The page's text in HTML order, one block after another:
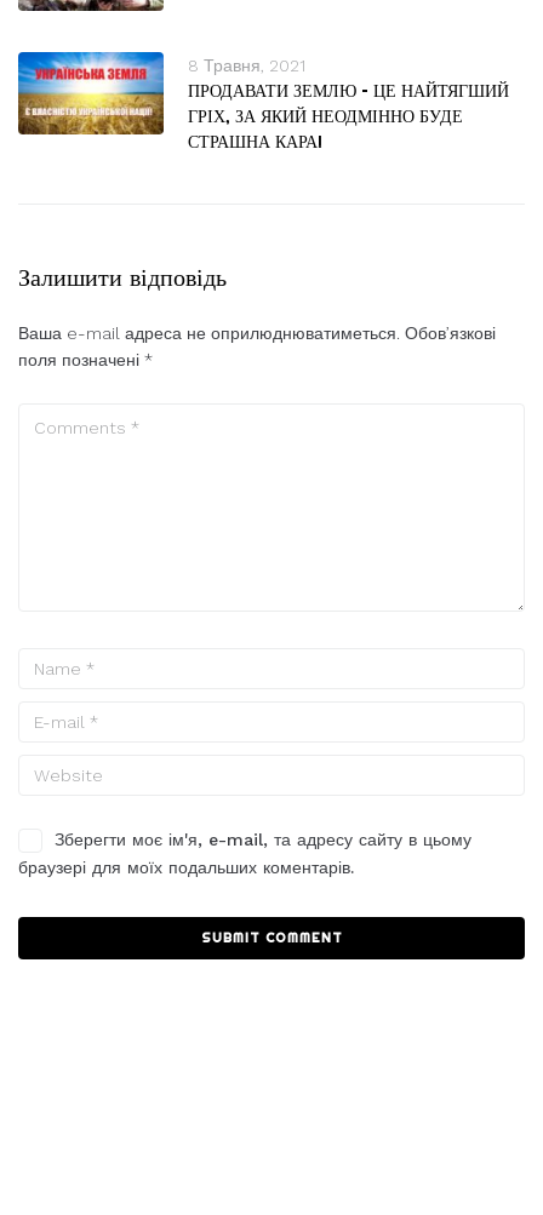
8 Травня, 2021
ПРОДАВАТИ ЗЕМЛЮ – ЦЕ НАЙТЯГШИЙ
ГРІХ, ЗА ЯКИЙ НЕОДМІННО БУДЕ
СТРАШНА КАРА!
Залишити відповідь
Ваша e-mail адреса не оприлюднюватиметься. Обов’язкові
поля позначені *
Зберегти моє ім'я, e-mail, та адресу сайту в цьому
браузері для моїх подальших коментарів.